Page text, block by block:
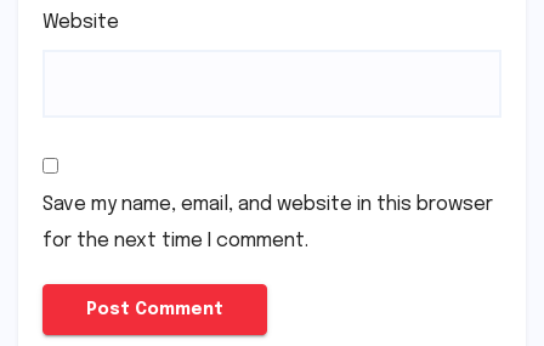
Website
Save my name, email, and website in this browser
for the next time I comment.